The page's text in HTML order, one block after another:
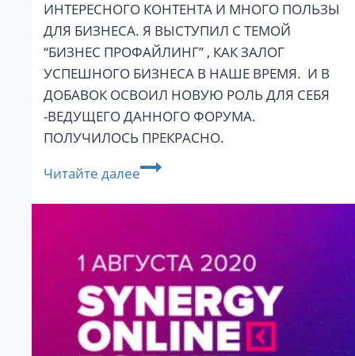
ИНТЕРЕСНОГО КОНТЕНТА И МНОГО ПОЛЬЗЫ
ДЛЯ БИЗНЕСА. Я ВЫСТУПИЛ С ТЕМОЙ
“БИЗНЕС ПРОФАЙЛИНГ” , КАК ЗАЛОГ
УСПЕШНОГО БИЗНЕСА В НАШЕ ВРЕМЯ. И В
ДОБАВОК ОСВОИЛ НОВУЮ РОЛЬ ДЛЯ СЕБЯ
-ВЕДУЩЕГО ДАННОГО ФОРУМА.
ПОЛУЧИЛОСЬ ПРЕКРАСНО.
Читайте далееФорум
предпринимателей